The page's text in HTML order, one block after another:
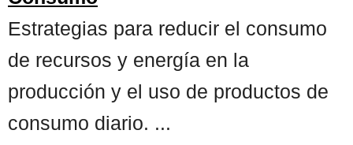
Estrategias para reducir el consumo
de recursos y energía en la
producción y el uso de productos de
consumo diario. ...